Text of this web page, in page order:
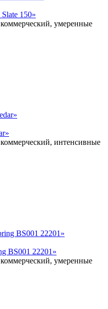
150»
умеренные
интенсивные
BS001 22201»
умеренные